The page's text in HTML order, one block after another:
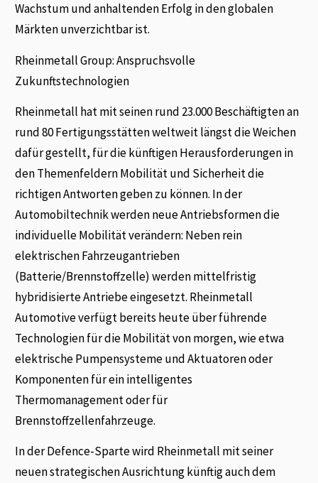
Wachstum und anhaltenden Erfolg in den globalen
Märkten unverzichtbar ist.
Rheinmetall Group: Anspruchsvolle
Zukunftstechnologien
Rheinmetall hat mit seinen rund 23.000 Beschäftigten an
rund 80 Fertigungsstätten weltweit längst die Weichen
dafür gestellt, für die künftigen Herausforderungen in
den Themenfeldern Mobilität und Sicherheit die
richtigen Antworten geben zu können. In der
Automobiltechnik werden neue Antriebsformen die
individuelle Mobilität verändern: Neben rein
elektrischen Fahrzeugantrieben
(Batterie/Brennstoffzelle) werden mittelfristig
hybridisierte Antriebe eingesetzt. Rheinmetall
Automotive verfügt bereits heute über führende
Technologien für die Mobilität von morgen, wie etwa
elektrische Pumpensysteme und Aktuatoren oder
Komponenten für ein intelligentes
Thermomanagement oder für
Brennstoffzellenfahrzeuge.
In der Defence-Sparte wird Rheinmetall mit seiner
neuen strategischen Ausrichtung künftig auch dem